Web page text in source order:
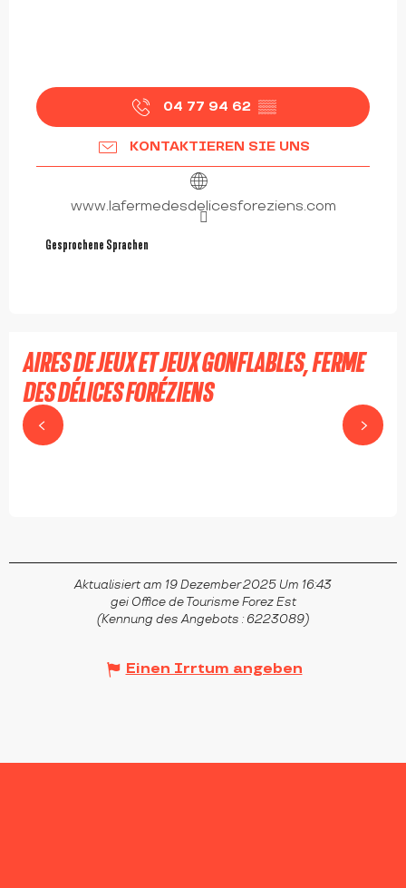
04 77 94 62 ▒▒
KONTAKTIEREN SIE UNS
www.lafermedesdelicesforeziens.com
Gesprochene Sprachen
Gesprochene Sprachen
AIRES DE JEUX ET JEUX GONFLABLES, FERME
DES DÉLICES FORÉZIENS
SAINT-CYR-LES-VIGNES
Aktualisiert am 19 Dezember 2025 Um 16:43
gei Office de Tourisme Forez Est
(Kennung des Angebots : 6223089)
Einen Irrtum angeben